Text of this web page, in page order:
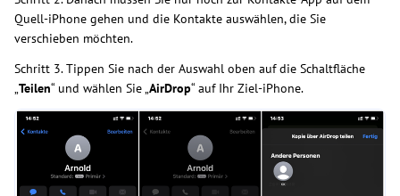
Quell-iPhone gehen und die Kontakte auswählen, die Sie
verschieben möchten.
Schritt 3. Tippen Sie nach der Auswahl oben auf die Schaltfläche
„Teilen“ und wählen Sie „AirDrop“ auf Ihr Ziel-iPhone.